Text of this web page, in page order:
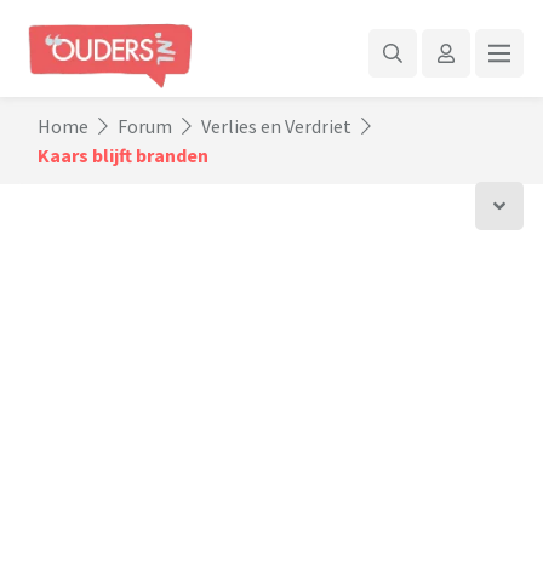
Home Forum
Verlies en Verdriet
Kaars blijft branden